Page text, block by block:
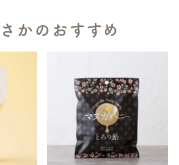
かのおすすめ